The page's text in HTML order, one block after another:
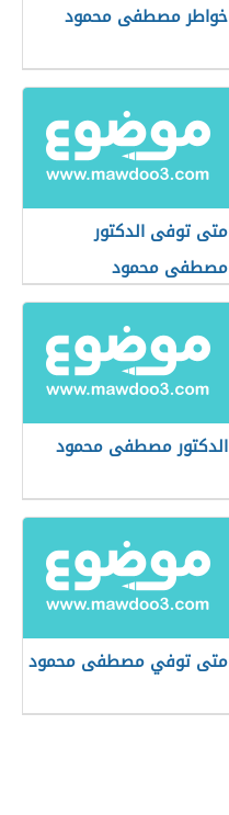
خواطر مصطفى محمود
متى توفى الدكتور
مصطفى محمود
الدكتور مصطفى محمود
متى توفي مصطفى محمود